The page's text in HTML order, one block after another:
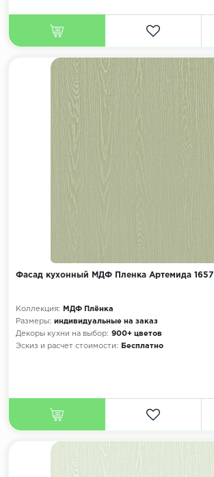
Фасад кухонный МДФ Пленка Артемида 1657
Коллекция:
МДФ Плёнка
Размеры: индивидуальные на заказ
Декоры кухни на выбор: 900+ цветов
Эскиз и расчет стоимости:
Бесплатно